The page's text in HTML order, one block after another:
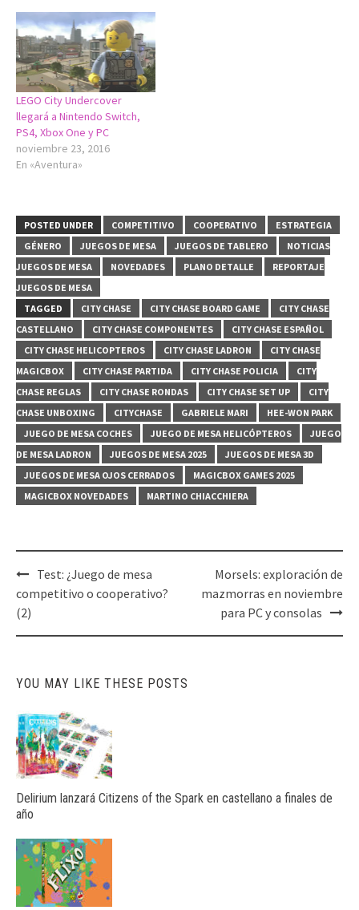
LEGO City Undercover
llegará a Nintendo Switch,
PS4, Xbox One y PC
noviembre 23, 2016
En «Aventura»
POSTED UNDER COMPETITIVO COOPERATIVO
ESTRATEGIA
GÉNERO
JUEGOS DE MESA JUEGOS DE TABLERO
NOTICIAS
JUEGOS DE MESA
NOVEDADES PLANO DETALLE
REPORTAJE
JUEGOS DE MESA
TAGGED
CITY CHASE CITY CHASE BOARD GAME
CITY CHASE
CASTELLANO
CITY CHASE COMPONENTES
CITY CHASE ESPAÑOL
CITY CHASE HELICOPTEROS
CITY CHASE LADRON
CITY CHASE
MAGICBOX
CITY CHASE PARTIDA CITY CHASE POLICIA
CITY
CHASE REGLAS
CITY CHASE RONDAS CITY CHASE SET UP
CITY
CHASE UNBOXING
CITYCHASE GABRIELE MARI
HEE-WON PARK
JUEGO DE MESA COCHES
JUEGO DE MESA HELICÓPTEROS
JUEGO
DE MESA LADRON
JUEGOS DE MESA 2025
JUEGOS DE MESA 3D
JUEGOS DE MESA OJOS CERRADOS
MAGICBOX GAMES 2025
MAGICBOX NOVEDADES
MARTINO CHIACCHIERA
Post
navigation
Test: ¿Juego de mesa
competitivo o cooperativo?
(2)
Morsels: exploración de
mazmorras en noviembre
para PC y consolas
YOU MAY LIKE THESE POSTS
Delirium lanzará Citizens of the Spark en castellano a finales de
año